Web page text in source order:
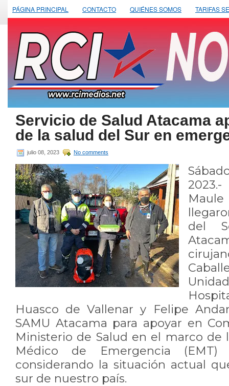
PÁGINA PRINCIPAL CONTACTO QUIÉNES SOMOS TARIFAS
Servicio de Salud Atacama
de la salud del Sur en
julio 08, 2023 No comments
del
Huasco de Vallenar y Felipe
SAMU Atacama para apoyar en
Ministerio de Salud en el marco de
Médico de Emergencia
considerando la situación actual
sur de nuestro país.